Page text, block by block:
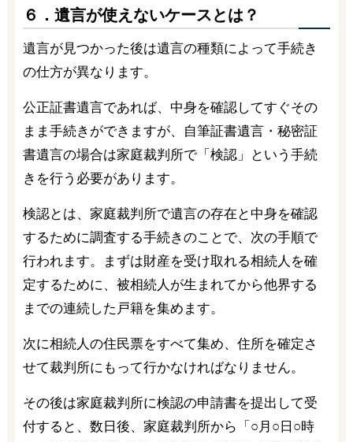
６．遺言が使えないケースとは？
遺言が見つかった後は遺言の種類によって手続き
の仕方が異なります。
公正証書遺言であれば、中身を確認してすぐその
まま手続きができますが、自筆証書遺言・秘密証
書遺言の場合は家庭裁判所で「検認」という手続
きを行う必要があります。
検認とは、家庭裁判所で遺言の存在と中身を確認
するために調査する手続きのことで、次の手順で
行われます。まずは財産を受け取れる相続人を確
定するために、被相続人が生まれてから他界する
までの連続した戸籍を集めます。
次に相続人の住民票をすべて集め、住所を確定さ
せて裁判所にもって行かなければなりません。
その後は家庭裁判所に検認の申請書を提出して受
付すると、数日後、家庭裁判所から「○月○日○時